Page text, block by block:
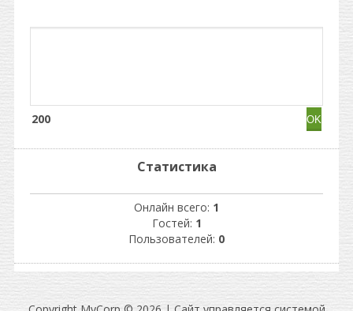
200
Статистика
Онлайн всего: 1
Гостей: 1
Пользователей: 0